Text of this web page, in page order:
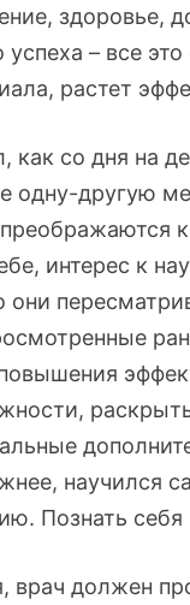
здоровье,
– все
растет
со дня на
другую
интерес к
научился
Познать
врач должен